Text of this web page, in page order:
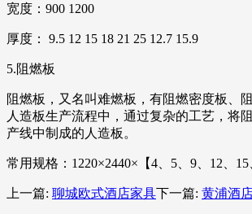
宽度：900 1200
厚度： 9.5 12 15 18 21 25 12.7 15.9
5.阻燃板
阻燃板，又名叫难燃板，有阻燃密度板、
人造板生产流程中，通过复杂的工艺，将
产线中制成的人造板。
常用规格：1220×2440×【4、5、9、12、15
上一篇: 聊城欧式酒店家具下一篇: 黄浦酒